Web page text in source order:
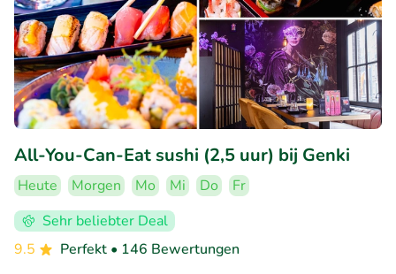
All-You-Can-Eat sushi (2,5 uur) bij Genki
Heute Morgen Mo Mi Do
Fr
Sehr beliebter Deal
9.5
Perfekt • 146 Bewertungen